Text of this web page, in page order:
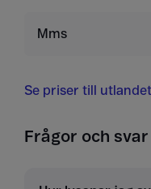
Mms
Se priser till
Frågor och svar